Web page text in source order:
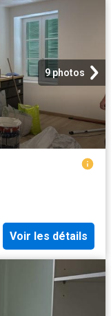
9 photos
Voir les détails